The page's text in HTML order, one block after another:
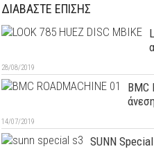
ΔΙΑΒΑΣΤΕ ΕΠΙΣΗΣ
28/08/2019
BMC
14/07/2019
SUNN